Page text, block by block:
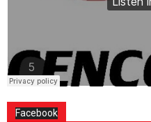
Facebook